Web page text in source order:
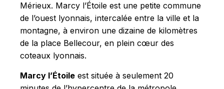
Mérieux. Marcy l’Étoile est une petite commune
de l’ouest lyonnais, intercalée entre la ville et la
montagne, à environ une dizaine de kilomètres
de la place Bellecour, en plein cœur des
coteaux lyonnais.
Marcy l’Étoile est située à seulement 20